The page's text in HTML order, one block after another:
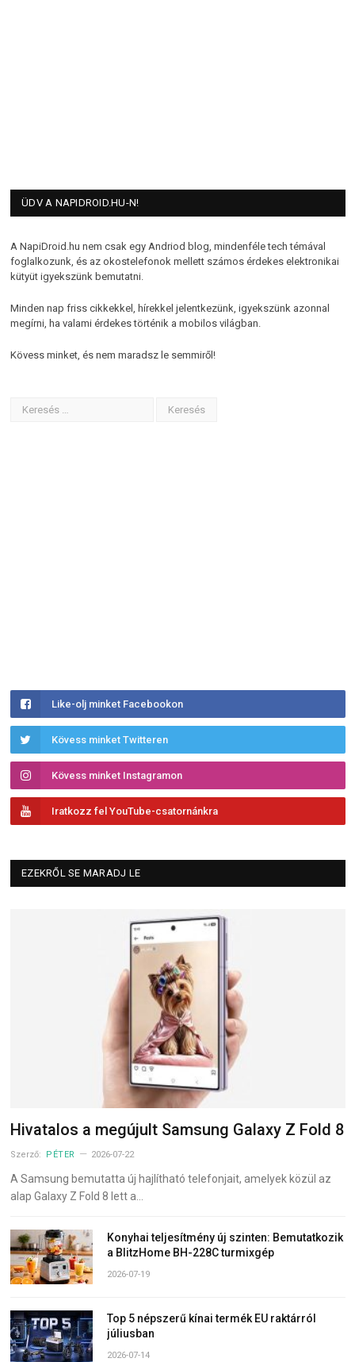
ÜDV A NAPIDROID.HU-N!
A NapiDroid.hu nem csak egy Andriod blog, mindenféle tech témával
foglalkozunk, és az okostelefonok mellett számos érdekes elektronikai
kütyüt igyekszünk bemutatni.
Minden nap friss cikkekkel, hírekkel jelentkezünk, igyekszünk azonnal
megírni, ha valami érdekes történik a mobilos világban.
Kövess minket, és nem maradsz le semmiről!
Like-olj minket Facebookon
Kövess minket Twitteren
Kövess minket Instagramon
Iratkozz fel YouTube-csatornánkra
EZEKRŐL SE MARADJ LE
Hivatalos a megújult Samsung Galaxy Z Fold 8
Szerző: PÉTER 2026-07-22
A Samsung bemutatta új hajlítható telefonjait, amelyek közül az
alap Galaxy Z Fold 8 lett a…
Konyhai teljesítmény új szinten: Bemutatkozik
a BlitzHome BH-228C turmixgép
2026-07-19
Top 5 népszerű kínai termék EU raktárról
júliusban
2026-07-14